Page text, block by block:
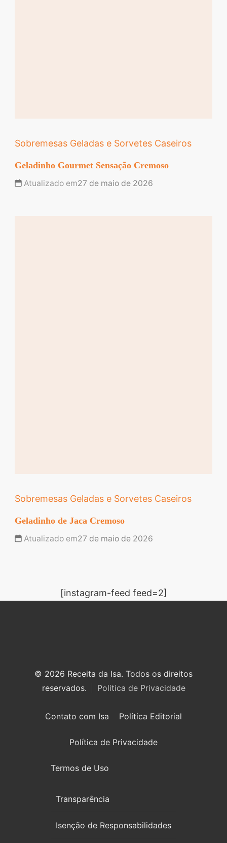
Sobremesas Geladas e Sorvetes Caseiros
Geladinho Gourmet Sensação Cremoso
Atualizado em27 de maio de 2026
Sobremesas Geladas e Sorvetes Caseiros
Geladinho de Jaca Cremoso
Atualizado em27 de maio de 2026
[instagram-feed feed=2]
© 2026 Receita da Isa. Todos os direitos
reservados.
Politica de Privacidade
Contato com Isa Política Editorial
Política de Privacidade
Termos de Uso
Transparência
Isenção de Responsabilidades